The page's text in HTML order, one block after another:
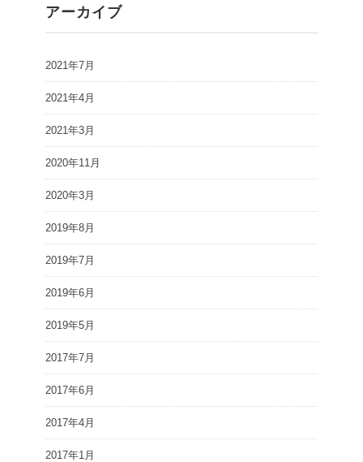
アーカイブ
2021年7月
2021年4月
2021年3月
2020年11月
2020年3月
2019年8月
2019年7月
2019年6月
2019年5月
2017年7月
2017年6月
2017年4月
2017年1月